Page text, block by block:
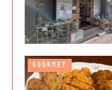
GOURMET